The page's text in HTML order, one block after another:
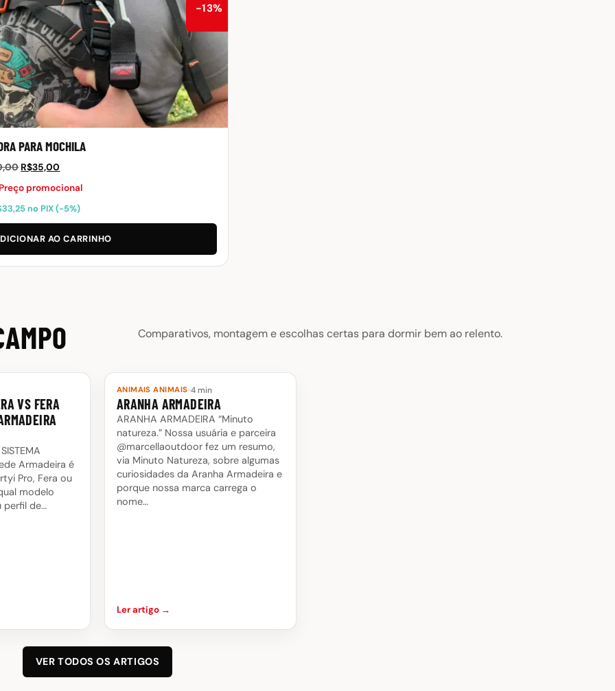
−13%
PARA MOCHILA
O
original
era:
R$40,00.
R$35,00
atual
é:
R$35,00.
Preço promocional
33,25no PIX (−5%)
AO CARRINHO
Comparativos, montagem e escolhas certas para dormir bem ao relento.
VS FERA
Armadeira é
Pro, Fera ou
modelo
perfil de…
ANIMAIS ANIMAIS··4 min
ARANHA ARMADEIRA
ARANHA ARMADEIRA “Minuto
natureza.” Nossa usuária e parceira
@marcellaoutdoor fez um resumo,
via Minuto Natureza, sobre algumas
curiosidades da Aranha Armadeira e
porque nossa marca carrega o
nome…
Ler artigo →
VER TODOS OS ARTIGOS